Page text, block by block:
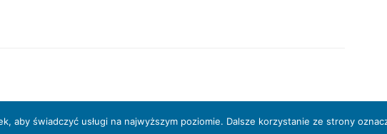
2016 © Treść serwisu prawnie chroniona
aby świadczyć usługi na najwyższym poziomie. Dalsze korzystanie ze strony